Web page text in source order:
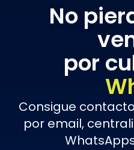
No
por
Consigue
por email,